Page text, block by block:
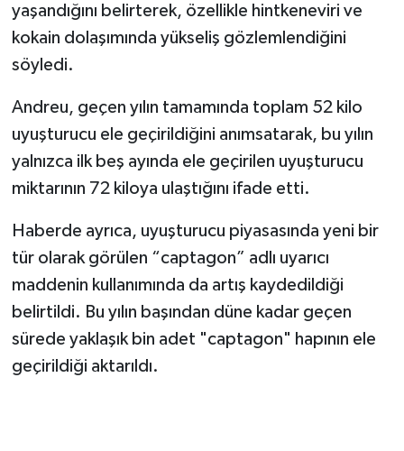
yaşandığını belirterek, özellikle hintkeneviri ve
kokain dolaşımında yükseliş gözlemlendiğini
söyledi.
Andreu, geçen yılın tamamında toplam 52 kilo
uyuşturucu ele geçirildiğini anımsatarak, bu yılın
yalnızca ilk beş ayında ele geçirilen uyuşturucu
miktarının 72 kiloya ulaştığını ifade etti.
Haberde ayrıca, uyuşturucu piyasasında yeni bir
tür olarak görülen “captagon” adlı uyarıcı
maddenin kullanımında da artış kaydedildiği
belirtildi. Bu yılın başından düne kadar geçen
sürede yaklaşık bin adet "captagon" hapının ele
geçirildiği aktarıldı.